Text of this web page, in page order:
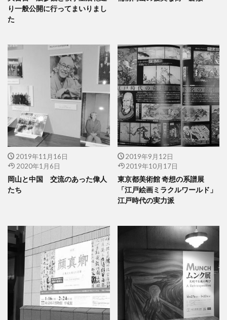
り一般公開に行ってまいりまし
た
2019年11月16日
2020年1月6日
岡山と中国 交流のあった偉人
たち
2019年9月12日
2019年10月17日
東京都美術館 奇想の系譜展
「江戸絵画ミラクルワールド」
江戸時代の実力派